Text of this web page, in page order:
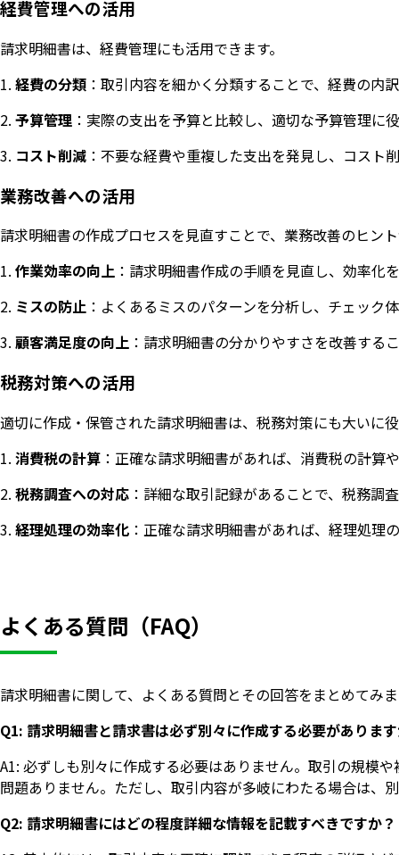
経費管理への活用
請求明細書は、経費管理にも活用できます。
経費の分類 ：取引内容を細かく分類することで、経費の内
予算管理 ：実際の支出を予算と比較し、適切な予算管理に
コスト削減 ：不要な経費や重複した支出を発見し、コスト
業務改善への活用
請求明細書の作成プロセスを見直すことで、業務改善のヒン
作業効率の向上 ：請求明細書作成の手順を見直し、効率化
ミスの防止 ：よくあるミスのパターンを分析し、チェック
顧客満足度の向上 ：請求明細書の分かりやすさを改善する
税務対策への活用
適切に作成・保管された請求明細書は、税務対策にも大いに
消費税の計算 ：正確な請求明細書があれば、消費税の計算
税務調査への対応 ：詳細な取引記録があることで、税務調
経理処理の効率化 ：正確な請求明細書があれば、経理処理
よくある質問（FAQ）
請求明細書に関して、よくある質問とその回答をまとめてみ
Q1: 請求明細書と請求書は必ず別々に作成する必要がありま
A1: 必ずしも別々に作成する必要はありません。取引の規模
問題ありません。ただし、取引内容が多岐にわたる場合は、
Q2: 請求明細書にはどの程度詳細な情報を記載すべきですか？